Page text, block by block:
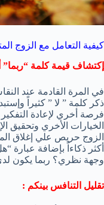
كيفية التعامل مع الزوج
إكتشاف قيمة كلمة “ربما”
في المرة القادمة عند
ذكر كلمة ” لا ” كثيراً
فرصة أخري لإعادة التفكير
الخيارات الأخري وتحقيق
الزوج حريص علي إغلاق
أكثر ذكاءاً بإضافة
وجهة نظري؟ ربما يكون
تقليل التنافس بينكم :